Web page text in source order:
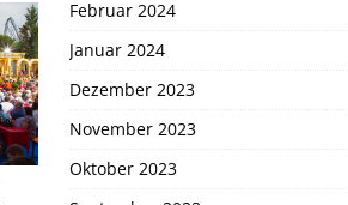
Februar 2024
Januar 2024
Dezember 2023
November 2023
Oktober 2023